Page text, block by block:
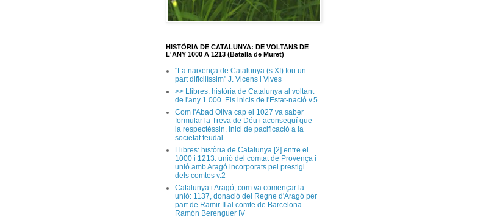
HISTÒRIA DE CATALUNYA: DE VOLTANS DE
L'ANY 1000 A 1213 (Batalla de Muret)
"La naixença de Catalunya (s.XI) fou un
part dificilíssim" J. Vicens i Vives
>> Llibres: història de Catalunya al voltant
de l'any 1.000. Els inicis de l'Estat-nació v.5
Com l'Abad Oliva cap el 1027 va saber
formular la Treva de Déu i aconseguí que
la respectèssin. Inici de pacificació a la
societat feudal.
Llibres: història de Catalunya [2] entre el
1000 i 1213: unió del comtat de Provença i
unió amb Aragó incorporats pel prestigi
dels comtes v.2
Catalunya i Aragó, com va començar la
unió: 1137, donació del Regne d'Aragó per
part de Ramir II al comte de Barcelona
Ramón Berenguer IV